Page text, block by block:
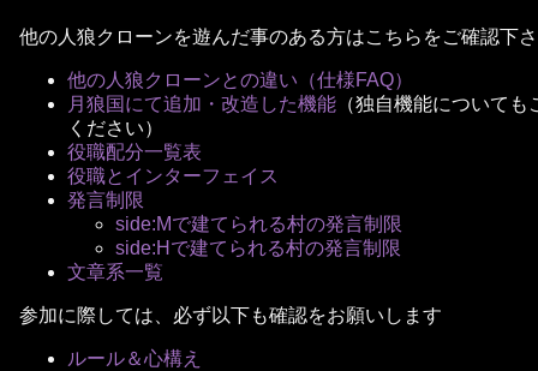
他の人狼クローンを遊んだ事のある方はこちらをご確認下
他の人狼クローンとの違い（仕様FAQ）
月狼国にて追加・改造した機能 （独自機能について
ください）
役職配分一覧表
役職とインターフェイス
発言制限
side:Mで建てられる村の発言制限
side:Hで建てられる村の発言制限
文章系一覧
参加に際しては、必ず以下も確認をお願いします
ルール＆心構え